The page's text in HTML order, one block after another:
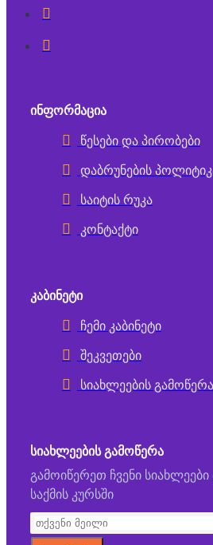
ᲘᲜᲤᲝᲠᲛᲐᲪᲘᲐ
წესები და პირობები
დაბრუნების
საიტის რუკა
კონტაქტი
ᲙᲐᲑᲘᲜᲔᲢᲘ
ჩემი კაბინეტი
შეკვეთები
სიახლეების გამოწერა
ᲡᲘᲐᲮᲚᲔᲔᲑᲘᲡ ᲒᲐᲛᲝᲬᲔᲠᲐ
გამოიწერეთ ჩვენი
საქმის კურსში